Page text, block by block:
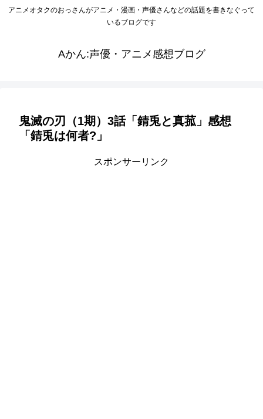
アニメオタクのおっさんがアニメ・漫画・声優さんなどの話題を書きなぐって
いるブログです
Aかん:声優・アニメ感想ブログ
鬼滅の刃（1期）3話「錆兎と真菰」感想
「錆兎は何者?」
スポンサーリンク